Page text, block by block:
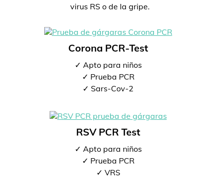
virus RS o de la gripe.
Corona PCR-Test
✓ Apto para niños
✓ Prueba PCR
✓ Sars-Cov-2
RSV PCR Test
✓ Apto para niños
✓ Prueba PCR
✓ VRS